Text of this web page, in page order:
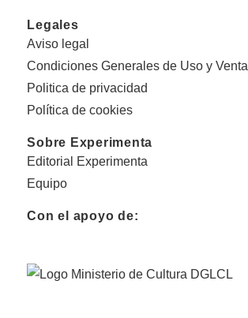
Legales
Aviso legal
Condiciones Generales de Uso y Venta
Politica de privacidad
Política de cookies
Sobre Experimenta
Editorial Experimenta
Equipo
Con el apoyo de: